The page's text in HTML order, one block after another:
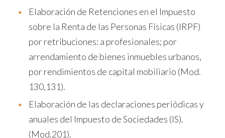
Elaboración de Retenciones en el Impuesto
sobre la Renta de las Personas Físicas (IRPF)
por retribuciones: a profesionales; por
arrendamiento de bienes inmuebles urbanos,
por rendimientos de capital mobiliario (Mod.
130,131).
Elaboración de las declaraciones periódicas y
anuales del Impuesto de Sociedades (IS).
(Mod.201).